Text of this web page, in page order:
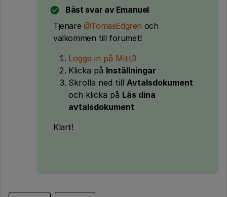
Bäst svar av Emanuel
Tjenare @TomasEdgren och
välkommen till forumet!
Logga in på Mitt3
Klicka på Inställningar
Skrolla ned till Avtalsdokument
och klicka på Läs dina
avtalsdokument
Klart!